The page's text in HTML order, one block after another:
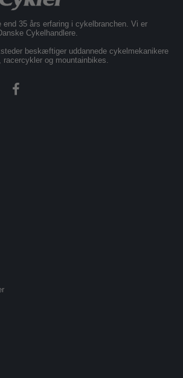
end 35 års erfaring i cykelbranchen. Vi er
Cykelhandlere.
beskæftiger uddannede cykelmekanikere
racercykler og mountainbikes.